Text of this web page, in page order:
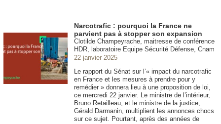
Narcotrafic : pourquoi la France ne
parvient pas à stopper son expansion
Clotilde Champeyrache, maitresse de conférence
HDR, laboratoire Equipe Sécurité Défense, Cnam
22 janvier 2025
Le rapport du Sénat sur l’« impact du narcotrafic
en France et les mesures à prendre pour y
remédier » donnera lieu à une proposition de loi,
ce mercredi 22 janvier. Le ministre de l’intérieur,
Bruno Retailleau, et le ministre de la justice,
Gérald Darmanin, multiplient les annonces chocs
sur ce sujet. Pourtant, après des années de